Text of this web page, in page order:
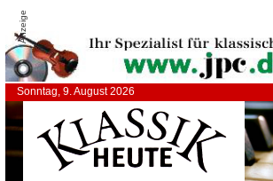
Anzeige
Sonntag, 9. August 2026